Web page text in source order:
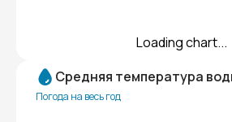
Loading chart...
Средняя температура
Погода на весь год